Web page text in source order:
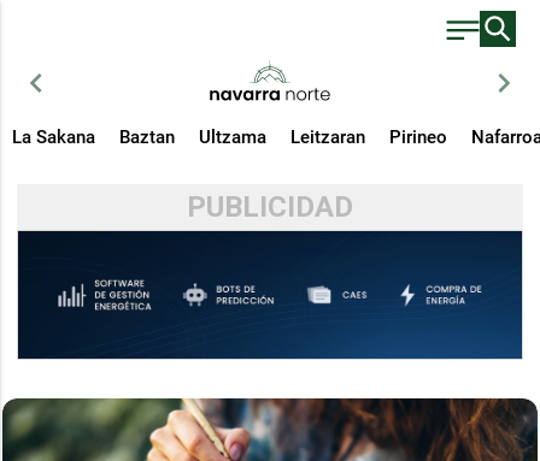
chevron_left chevron_right
La Sakana Baztan Ultzama Leitzaran Pirineo
PUBLICIDAD